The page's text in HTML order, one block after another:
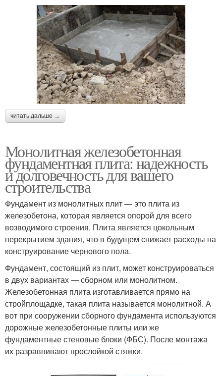
читать дальше →
Монолитная железобетонная
фундаментная плита: надежность
и долговечность для вашего
строительства
Фундамент из монолитных плит — это плита из
железобетона, которая является опорой для всего
возводимого строения. Плита является цокольным
перекрытием здания, что в будущем снижает расходы на
конструирование чернового пола.
Фундамент, состоящий из плит, может конструироваться
в двух вариантах — сборном или монолитном.
Железобетонная плита изготавливается прямо на
стройплощадке, такая плита называется монолитной. А
вот при сооружении сборного фундамента используются
дорожные железобетонные плиты или же
фундаментные стеновые блоки (ФБС). После монтажа
их разравнивают прослойкой стяжки.